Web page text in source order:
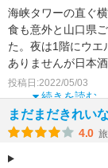
海峡タワーの直ぐ
食も意外と山口県
た。夜は1階にウエ
ありませんが日本
ルが飲み放題で楽
続きを読む
投稿日:2022/05/03
まだまだきれい
4.0